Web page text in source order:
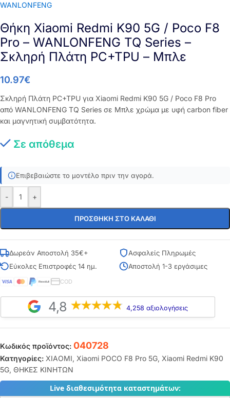
WANLONFENG
Θήκη Xiaomi Redmi K90 5G / Poco F8
Pro – WANLONFENG TQ Series –
Σκληρή Πλάτη PC+TPU – Μπλε
10.97€
Σκληρή Πλάτη PC+TPU για Xiaomi Redmi K90 5G / Poco F8 Pro
από WANLONFENG TQ Series σε Μπλε χρώμα με υφή carbon fiber
και μαγνητική συμβατότητα.
Σε απόθεμα
Επιβεβαιώστε το μοντέλο πριν την αγορά.
- +
ΠΡΟΣΘΉΚΗ ΣΤΟ ΚΑΛΆΘΙ
Δωρεάν Αποστολή 35€+
Ασφαλείς Πληρωμές
Εύκολες Επιστροφές 14 ημ.
Αποστολή 1-3 εργάσιμες
COD
4,8 4,258 αξιολογήσεις
Κωδικός προϊόντος: 040728
Κατηγορίες: XIAOMI, Xiaomi POCO F8 Pro 5G, Xiaomi Redmi K90
5G, ΘΗΚΕΣ ΚΙΝΗΤΩΝ
Live διαθεσιμότητα καταστημάτων: